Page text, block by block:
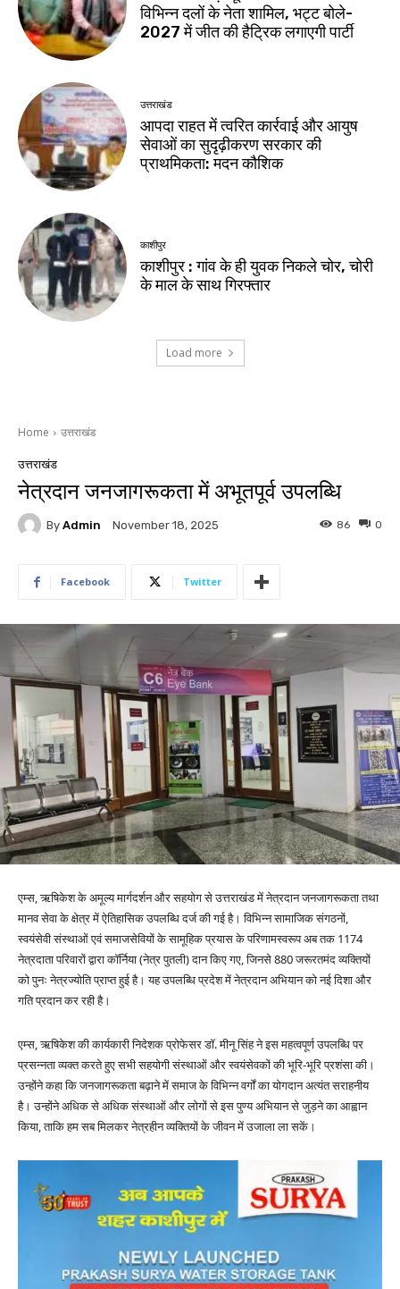
विभिन्न दलों के नेता शामिल, भट्ट बोले-
2027 में जीत की हैट्रिक लगाएगी पार्टी
उत्तराखंड
आपदा राहत में त्वरित कार्रवाई और आयुष
सेवाओं का सुदृढ़ीकरण सरकार की
प्राथमिकता: मदन कौशिक
काशीपुर
काशीपुर : गांव के ही युवक निकले चोर, चोरी
के माल के साथ गिरफ्तार
Load more